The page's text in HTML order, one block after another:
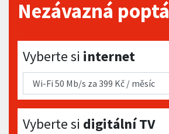
Nezávazná
Vyberte si internet
Vyberte si internet
Vyberte si digitální TV
Vyberte si digitální TV